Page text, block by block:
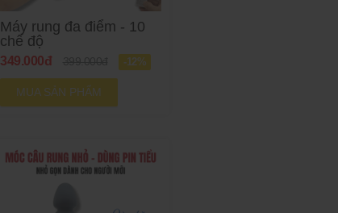
Máy rung đa điểm - 10
chế độ
349.000đ -12%
MUA SẢN PHẨM